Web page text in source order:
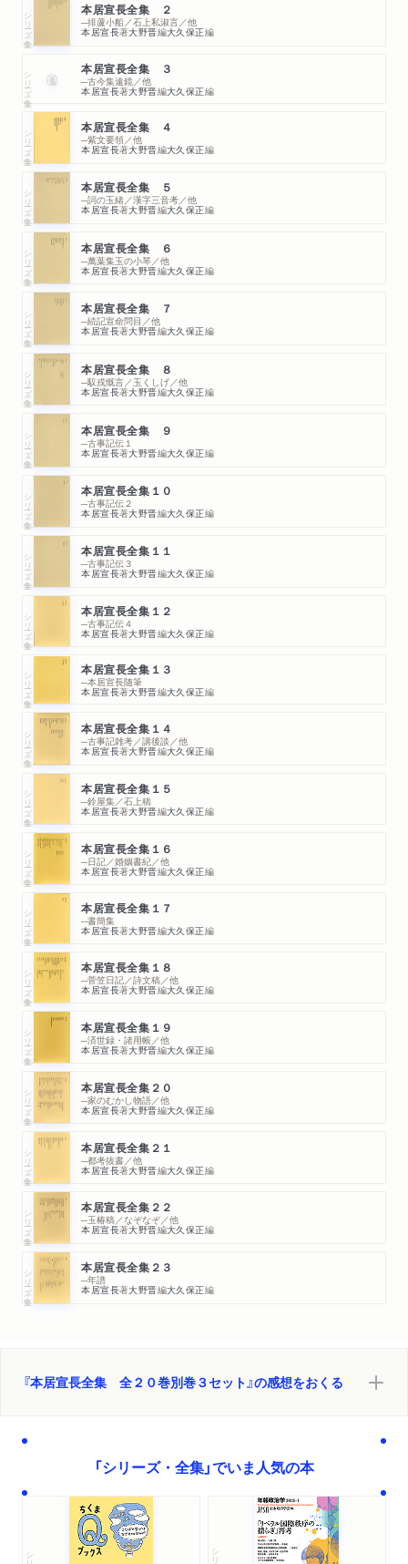
シリーズ・全集 本居宣長全集 ２
─排蘆小船／石上私淑言／他
本居宣長著大野晋編大久保正編
シリーズ・全集 本居宣長全集 ３
─古今集遠鏡／他
本居宣長著大野晋編大久保正編
シリーズ・全集 本居宣長全集 ４
─紫文要領／他
本居宣長著大野晋編大久保正編
シリーズ・全集 本居宣長全集 ５
─詞の玉緒／漢字三音考／他
本居宣長著大野晋編大久保正編
シリーズ・全集 本居宣長全集 ６
─萬葉集玉の小琴／他
本居宣長著大野晋編大久保正編
シリーズ・全集 本居宣長全集 ７
─続記宣命問目／他
本居宣長著大野晋編大久保正編
シリーズ・全集 本居宣長全集 ８
─馭戎慨言／玉くしげ／他
本居宣長著大野晋編大久保正編
シリーズ・全集 本居宣長全集 ９
─古事記伝１
本居宣長著大野晋編大久保正編
シリーズ・全集 本居宣長全集１０
─古事記伝２
本居宣長著大野晋編大久保正編
シリーズ・全集 本居宣長全集１１
─古事記伝３
本居宣長著大野晋編大久保正編
シリーズ・全集 本居宣長全集１２
─古事記伝４
本居宣長著大野晋編大久保正編
シリーズ・全集 本居宣長全集１３
─本居宣長随筆
本居宣長著大野晋編大久保正編
シリーズ・全集 本居宣長全集１４
─古事記雑考／講後談／他
本居宣長著大野晋編大久保正編
シリーズ・全集 本居宣長全集１５
─鈴屋集／石上稿
本居宣長著大野晋編大久保正編
シリーズ・全集 本居宣長全集１６
─日記／婚姻書紀／他
本居宣長著大野晋編大久保正編
シリーズ・全集 本居宣長全集１７
─書簡集
本居宣長著大野晋編大久保正編
シリーズ・全集 本居宣長全集１８
─菅笠日記／詩文稿／他
本居宣長著大野晋編大久保正編
シリーズ・全集 本居宣長全集１９
─済世録・諸用帳／他
本居宣長著大野晋編大久保正編
シリーズ・全集 本居宣長全集２０
─家のむかし物語／他
本居宣長著大野晋編大久保正編
シリーズ・全集 本居宣長全集２１
─都考抜書／他
本居宣長著大野晋編大久保正編
シリーズ・全集 本居宣長全集２２
─玉椿稿／なぞなぞ／他
本居宣長著大野晋編大久保正編
シリーズ・全集 本居宣長全集２３
─年譜
本居宣長著大野晋編大久保正編
『本居宣長全集 全２０巻別巻３セット』の感想をおくる
「シリーズ・全集」でいま人気の本
シリーズ・全集